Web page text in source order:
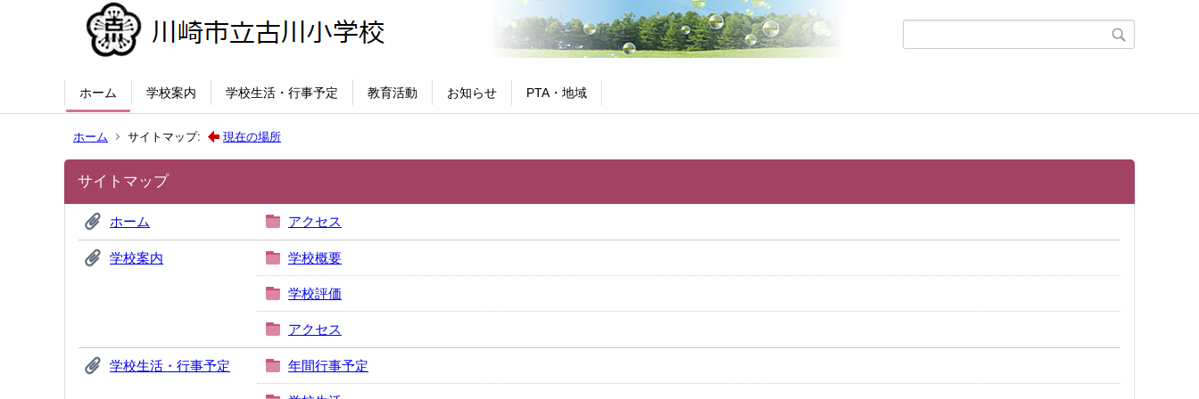
ホーム 学校案内 学校生活・行事予定 教育活動 お知らせ PTA・地域
ホーム サイトマップ: 現在の場所
サイトマップ
ホーム アクセス
学校案内 学校概要
学校評価
アクセス
学校生活・行事予定 年間行事予定